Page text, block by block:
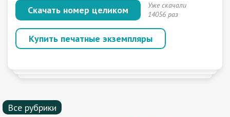
Скачать номер целиком
Уже скачали
14056 раз
Купить печатные экземпляры
Все рубрики